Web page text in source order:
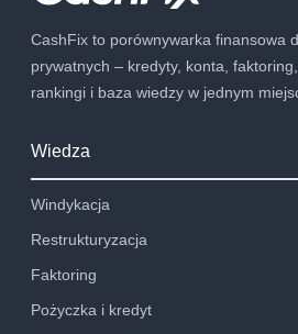
CashFix to porównywarka finansowa
prywatnych – kredyty, konta,
rankingi i baza wiedzy w jednym
Wiedza
Windykacja
Restrukturyzacja
Faktoring
Pożyczka i kredyt